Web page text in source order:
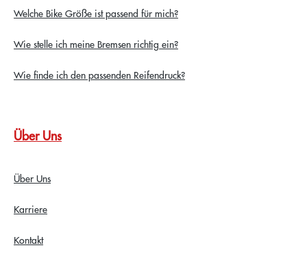
Welche Bike Größe ist passend für mich?
Wie stelle ich meine Bremsen richtig ein?
Wie finde ich den passenden Reifendruck?
Über Uns
Über Uns
Karriere
Kontakt